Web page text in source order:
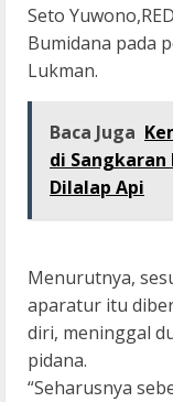
Seto
Bumidana pada
Lukman.
Baca Juga
di Sangkaran
Dilalap Api
Menurutnya,
aparatur itu
diri, meninggal
pidana.
“Seharusnya